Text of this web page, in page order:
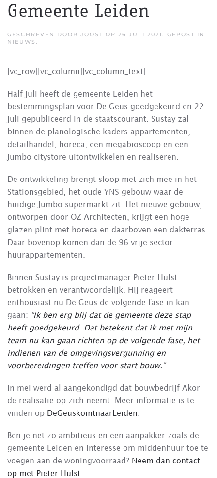
Gemeente Leiden
GESCHREVEN DOOR JOOST OP 26 JULI 2021 . GEPOST IN
NIEUWS .
[vc_row][vc_column][vc_column_text]
Half juli heeft de gemeente Leiden het
bestemmingsplan voor De Geus goedgekeurd en 22
juli gepubliceerd in de staatscourant. Sustay zal
binnen de planologische kaders appartementen,
detailhandel, horeca, een megabioscoop en een
Jumbo citystore uitontwikkelen en realiseren.
De ontwikkeling brengt sloop met zich mee in het
Stationsgebied, het oude YNS gebouw waar de
huidige Jumbo supermarkt zit. Het nieuwe gebouw,
ontworpen door OZ Architecten, krijgt een hoge
glazen plint met horeca en daarboven een dakterras.
Daar bovenop komen dan de 96 vrije sector
huurappartementen.
Binnen Sustay is projectmanager Pieter Hulst
betrokken en verantwoordelijk. Hij reageert
enthousiast nu De Geus de volgende fase in kan
gaan: “Ik ben erg blij dat de gemeente deze stap
heeft goedgekeurd. Dat betekent dat ik met mijn
team nu kan gaan richten op de volgende fase, het
indienen van de omgevingsvergunning en
voorbereidingen treffen voor start bouw.”
In mei werd al aangekondigd dat bouwbedrijf Akor
de realisatie op zich neemt. Meer informatie is te
vinden op DeGeuskomtnaarLeiden
Ben je net zo ambitieus en een aanpakker zoals de
gemeente Leiden en interesse om middenhuur toe te
voegen aan de woningvoorraad? Neem dan contact
op met Pieter Hulst.